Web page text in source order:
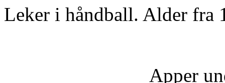
Leker i håndball. Alder fra
Apper